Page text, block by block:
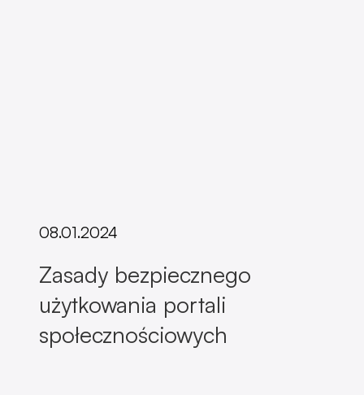
08.01.2024
Zasady bezpiecznego
użytkowania portali
społecznościowych